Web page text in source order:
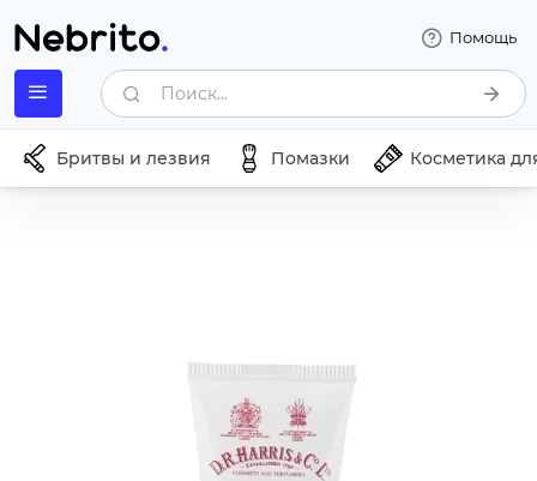
Помощь
Поиск...
Бритвы и лезвия Помазки Косметика